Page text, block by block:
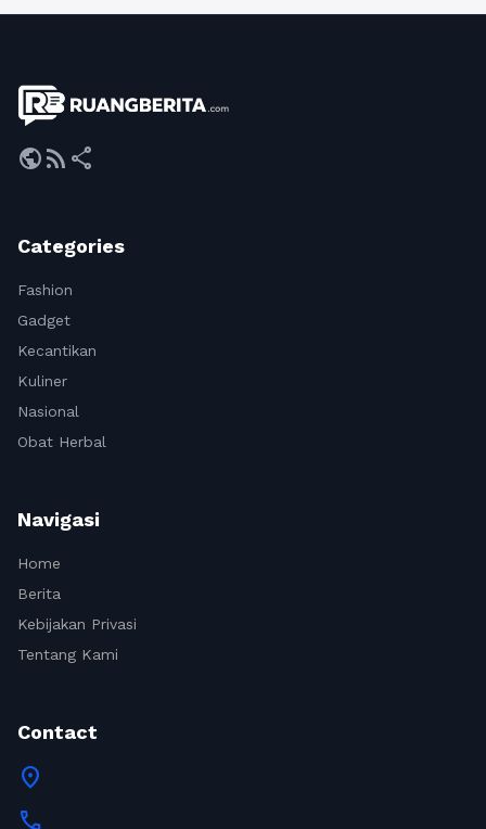
publicrss_feed share
Categories
Fashion
Gadget
Kecantikan
Kuliner
Nasional
Obat Herbal
Navigasi
Home
Berita
Kebijakan Privasi
Tentang Kami
Contact
location_on
call